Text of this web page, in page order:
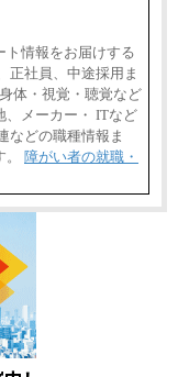
ト情報をお届けする
正社員、中途採用ま
体・視覚・聴覚など
、メーカー・ ITなど
などの職種情報ま
障がい者の就職・